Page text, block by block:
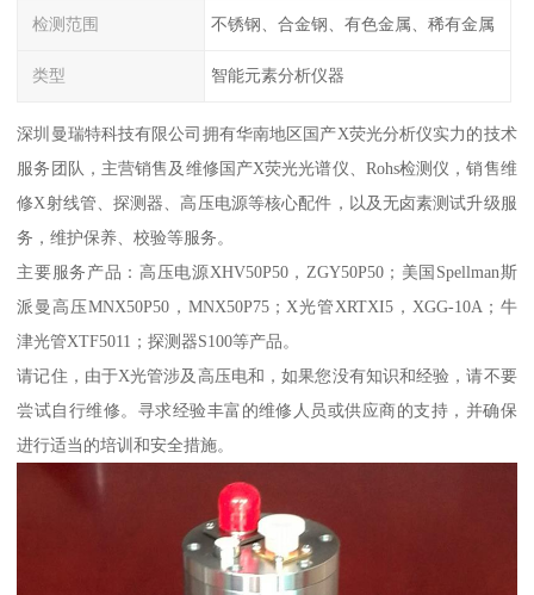
检测范围 不锈钢、合金钢、有色金属、稀有金属
类型 智能元素分析仪器
深圳曼瑞特科技有限公司拥有华南地区国产X荧光分析仪实力的技术
服务团队，主营销售及维修国产X荧光光谱仪、Rohs检测仪，销售维
修X射线管、探测器、高压电源等核心配件，以及无卤素测试升级服
务，维护保养、校验等服务。
主要服务产品：高压电源XHV50P50，ZGY50P50；美国Spellman斯
派曼高压MNX50P50，MNX50P75；X光管XRTXI5，XGG-10A；牛
津光管XTF5011；探测器S100等产品。
请记住，由于X光管涉及高压电和，如果您没有知识和经验，请不要
尝试自行维修。寻求经验丰富的维修人员或供应商的支持，并确保
进行适当的培训和安全措施。